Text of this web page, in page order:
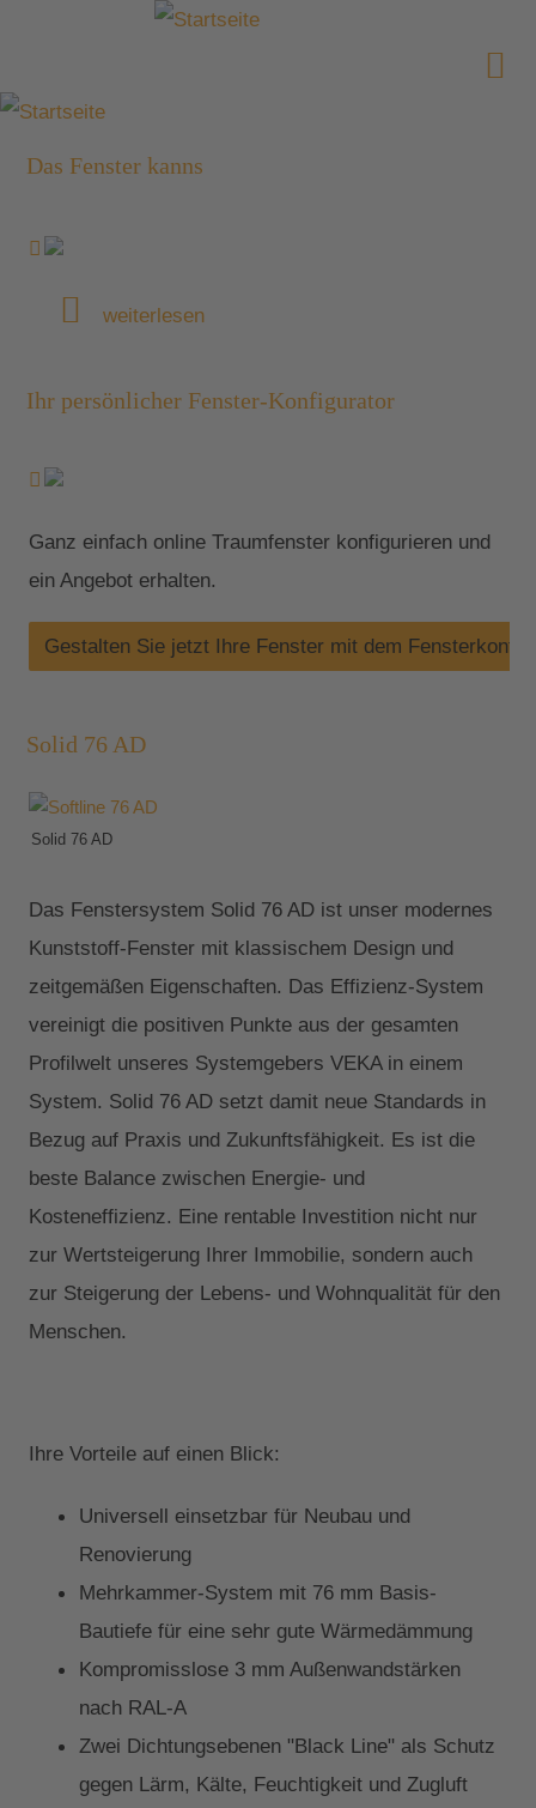
Das Fenster kanns
weiterlesen
Ihr persönlicher Fenster-Konfigurator
Ganz einfach online Traumfenster konfigurieren und
ein Angebot erhalten.
Gestalten Sie jetzt Ihre Fenster mit dem
Solid 76 AD
Solid 76 AD
Das Fenstersystem Solid 76 AD ist unser modernes
Kunststoff-Fenster mit klassischem Design und
zeitgemäßen Eigenschaften. Das Effizienz-System
vereinigt die positiven Punkte aus der gesamten
Profilwelt unseres Systemgebers VEKA in einem
System. Solid 76 AD setzt damit neue Standards in
Bezug auf Praxis und Zukunftsfähigkeit. Es ist die
beste Balance zwischen Energie- und
Kosteneffizienz. Eine rentable Investition nicht nur
zur Wertsteigerung Ihrer Immobilie, sondern auch
zur Steigerung der Lebens- und Wohnqualität für den
Menschen.
Ihre Vorteile auf einen Blick:
Universell einsetzbar für Neubau und
Renovierung
Mehrkammer-System mit 76 mm Basis-
Bautiefe für eine sehr gute Wärmedämmung
Kompromisslose 3 mm Außenwandstärken
nach RAL-A
Zwei Dichtungsebenen "Black Line" als Schutz
gegen Lärm, Kälte, Feuchtigkeit und Zugluft